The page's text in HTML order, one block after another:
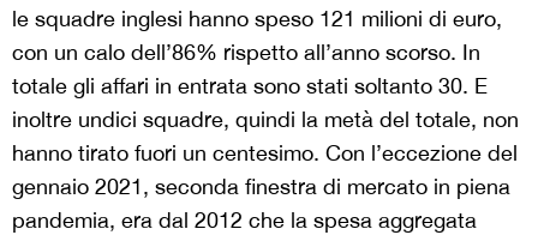
le squadre inglesi hanno speso 121 milioni di euro,
con un calo dell’86% rispetto all’anno scorso. In
totale gli affari in entrata sono stati soltanto 30. E
inoltre undici squadre, quindi la metà del totale, non
hanno tirato fuori un centesimo. Con l’eccezione del
gennaio 2021, seconda finestra di mercato in piena
pandemia, era dal 2012 che la spesa aggregata